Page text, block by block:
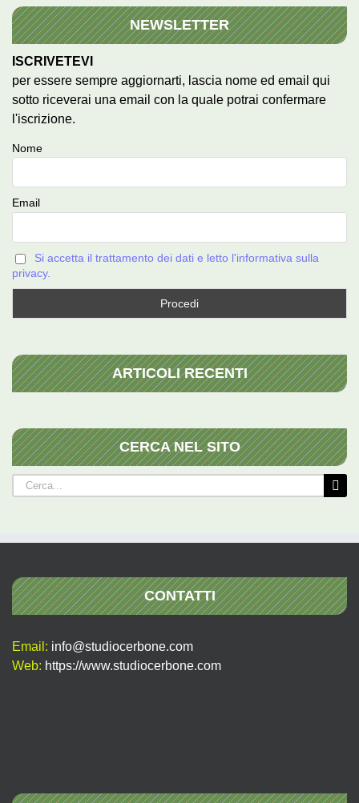
NEWSLETTER
ISCRIVETEVI
per essere sempre aggiornarti, lascia nome ed email qui
sotto riceverai una email con la quale potrai confermare
l'iscrizione.
Nome
Email
Si accetta il trattamento dei dati e letto l'informativa sulla
privacy.
ARTICOLI RECENTI
CERCA NEL SITO
Cerca
per:
CONTATTI
Email: info@studiocerbone.com
Web: https://www.studiocerbone.com